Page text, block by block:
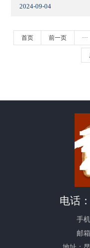
2024-09-04
首页 前一页 ···
电话：
手机
邮箱